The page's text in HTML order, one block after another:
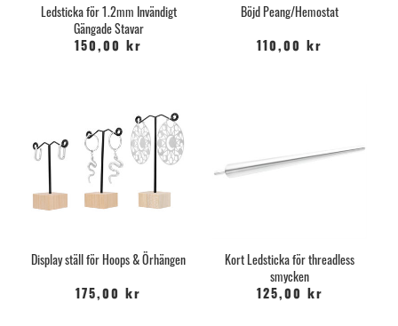
Ledsticka för 1.2mm Invändigt
Gängade Stavar
150,00 kr
Böjd Peang/Hemostat
110,00 kr
Display ställ för Hoops & Örhängen
175,00 kr
Kort Ledsticka för threadless
smycken
125,00 kr